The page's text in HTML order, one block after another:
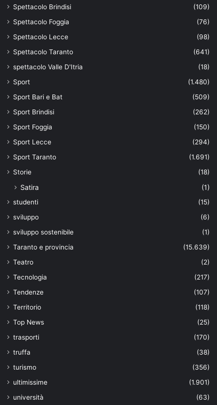
Spettacolo Brindisi
(109)
Spettacolo Foggia
(76)
Spettacolo Lecce
(98)
Spettacolo Taranto
(641)
spettacolo Valle D'Itria
(18)
Sport
(1.480)
Sport Bari e Bat
(509)
Sport Brindisi
(262)
Sport Foggia
(150)
Sport Lecce
(294)
Sport Taranto
(1.691)
Storie
(18)
Satira (1)
studenti
(15)
sviluppo
(6)
sviluppo sostenibile
(1)
Taranto e provincia
(15.639)
Teatro
(2)
Tecnologia
(217)
Tendenze
(107)
Territorio
(118)
Top News
(25)
trasporti
(170)
truffa
(38)
turismo
(356)
ultimissime
(1.901)
università
(63)